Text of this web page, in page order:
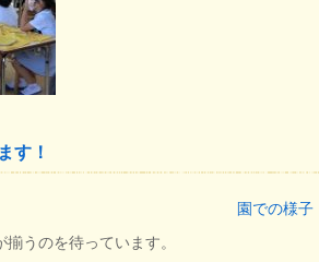
す！
園での様子
うのを待っています。